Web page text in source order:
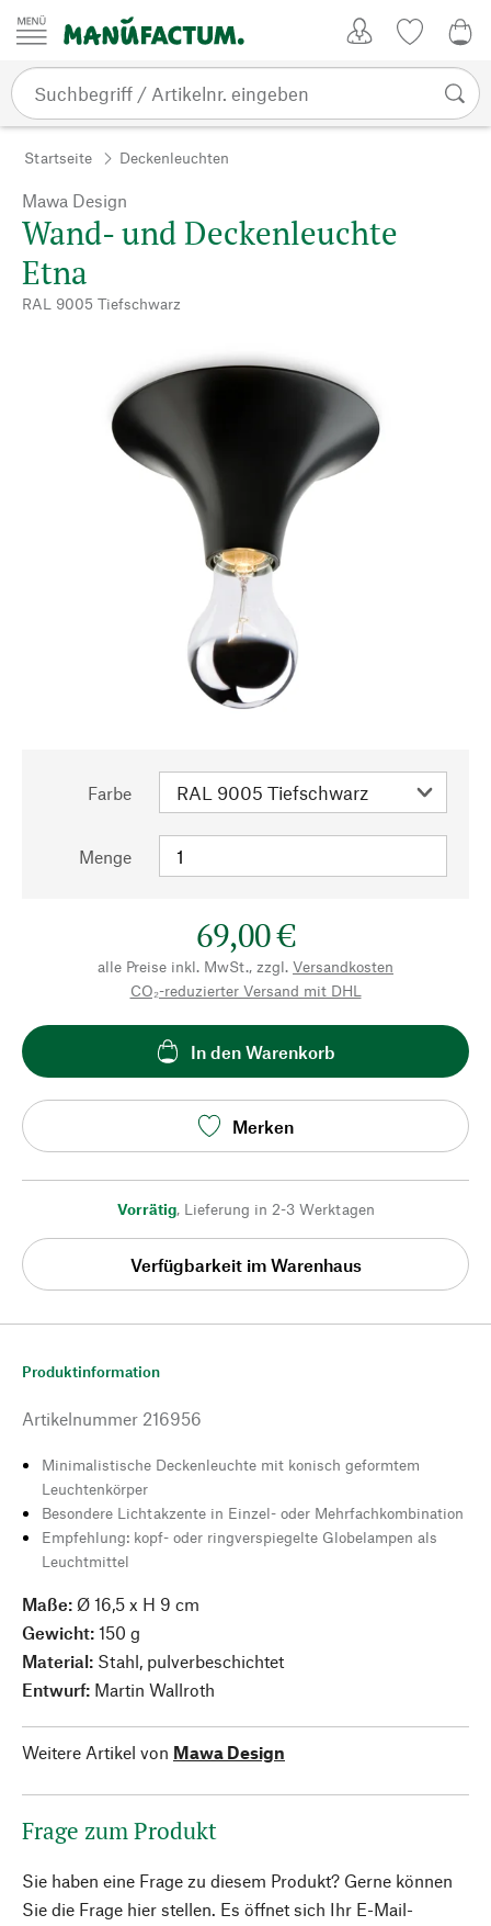
Zum Inhalt springen
Startseite Deckenleuchten
Mawa Design
Wand- und Deckenleuchte
Etna
RAL 9005 Tiefschwarz
Farbe
Menge
69,00 €
alle Preise inkl. MwSt., zzgl. Versandkosten
CO₂-reduzierter Versand mit DHL
In den Warenkorb
Merken
Vorrätig, Lieferung in 2-3 Werktagen
Verfügbarkeit im Warenhaus
Produktinformation
Artikelnummer 216956
Minimalistische Deckenleuchte mit konisch geformtem
Leuchtenkörper
Besondere Lichtakzente in Einzel- oder Mehrfachkombination
Empfehlung: kopf- oder ringverspiegelte Globelampen als
Leuchtmittel
Maße: Ø 16,5 x H 9 cm
Gewicht: 150 g
Material: Stahl, pulverbeschichtet
Entwurf: Martin Wallroth
Weitere Artikel von Mawa Design
Frage zum Produkt
Sie haben eine Frage zu diesem Produkt? Gerne können
Sie die Frage hier stellen. Es öffnet sich Ihr E-Mail-